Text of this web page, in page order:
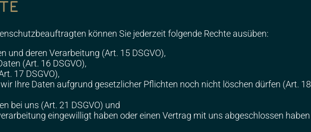
können Sie jederzeit folgende Rechte ausüben:
und deren Verarbeitung (Art. 15 DSGVO),
(Art. 16 DSGVO),
17 DSGVO),
Ihre Daten aufgrund gesetzlicher Pflichten noch nicht löschen dürfen (Art. 18
bei uns (Art. 21 DSGVO) und
eingewilligt haben oder einen Vertrag mit uns abgeschlossen haben